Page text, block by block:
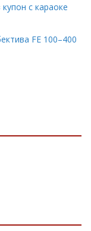
с караоке
FE 100–400